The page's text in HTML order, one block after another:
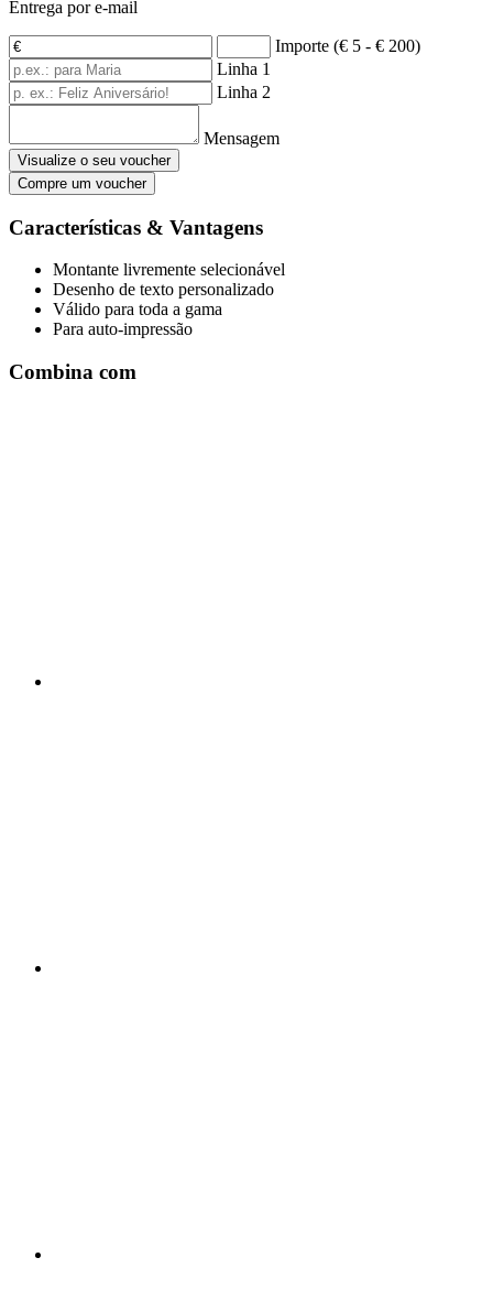
Entrega por e-mail
Importe (€ 5 - € 200)
Linha 1
Linha 2
Mensagem
Visualize o seu voucher
Compre um voucher
Características & Vantagens
Montante livremente selecionável
Desenho de texto personalizado
Válido para toda a gama
Para auto-impressão
Combina com